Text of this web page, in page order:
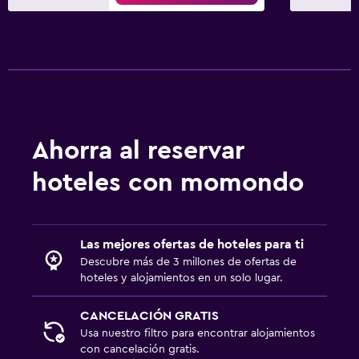
Servicios de lavandería/tintorería
Plancha y tabla de planchar
Piscina y spa
Vapor
Sistema de entretenimiento
TV de pantalla plana
TV por cable o vía satélite
Ahorra al reservar
hoteles con momondo
Las mejores ofertas de hoteles para ti
Descubre más de 3 millones de ofertas de
hoteles y alojamientos en un solo lugar.
CANCELACIÓN GRATIS
Usa nuestro filtro para encontrar alojamientos
con cancelación gratis.